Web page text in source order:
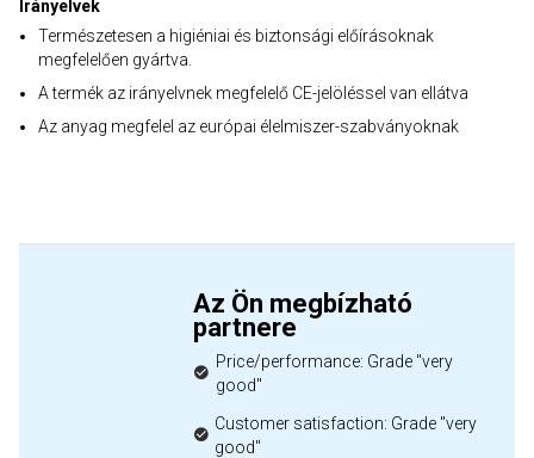
Irányelvek
Természetesen a higiéniai és biztonsági előírásoknak
megfelelően gyártva.
A termék az irányelvnek megfelelő CE-jelöléssel van ellátva
Az anyag megfelel az európai élelmiszer-szabványoknak
Az Ön megbízható
partnere
Price/performance: Grade "very
good"
Customer satisfaction: Grade "very
good"